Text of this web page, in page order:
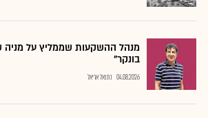
מנהל ההשקעות שממליץ על מניה
בונקר"
04.08.2026 נתנאל אריאל